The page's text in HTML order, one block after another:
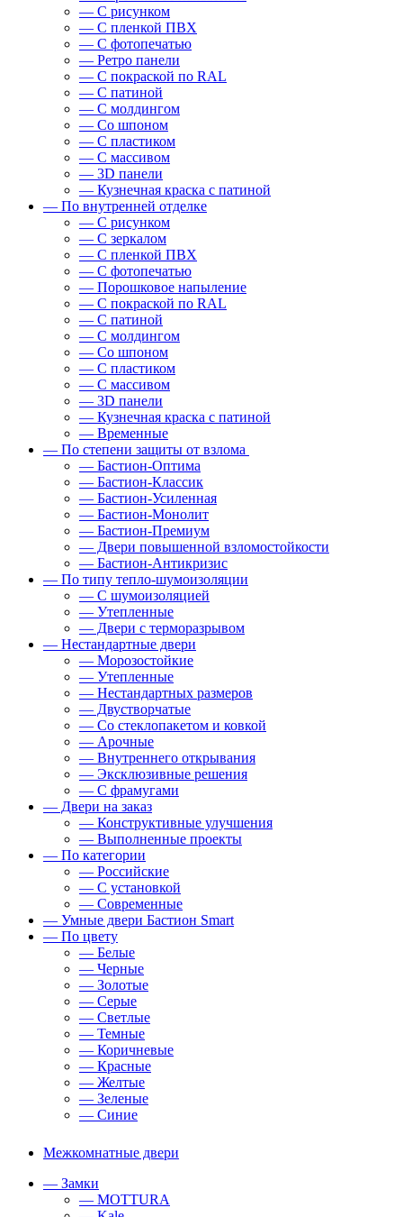
— С рисунком
— С пленкой ПВХ
— С фотопечатью
— Ретро панели
— С покраской по RAL
— С патиной
— С молдингом
— Со шпоном
— С пластиком
— С массивом
— 3D панели
— Кузнечная краска с патиной
— По внутренней отделке
— С рисунком
— С зеркалом
— С пленкой ПВХ
— С фотопечатью
— Порошковое напыление
— С покраской по RAL
— С патиной
— С молдингом
— Со шпоном
— С пластиком
— С массивом
— 3D панели
— Кузнечная краска с патиной
— Временные
— По степени защиты от взлома
— Бастион-Оптима
— Бастион-Классик
— Бастион-Усиленная
— Бастион-Монолит
— Бастион-Премиум
— Двери повышенной взломостойкости
— Бастион-Антикризис
— По типу тепло-шумоизоляции
— С шумоизоляцией
— Утепленные
— Двери с терморазрывом
— Нестандартные двери
— Морозостойкие
— Утепленные
— Нестандартных размеров
— Двустворчатые
— Со стеклопакетом и ковкой
— Арочные
— Внутреннего открывания
— Эксклюзивные решения
— С фрамугами
— Двери на заказ
— Конструктивные улучшения
— Выполненные проекты
— По категории
— Российские
— С установкой
— Современные
— Умные двери Бастион Smart
— По цвету
— Белые
— Черные
— Золотые
— Серые
— Светлые
— Темные
— Коричневые
— Красные
— Желтые
— Зеленые
— Синие
Межкомнатные двери
— Замки
— MOTTURA